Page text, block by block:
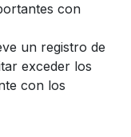
con
un registro de
exceder los
con los